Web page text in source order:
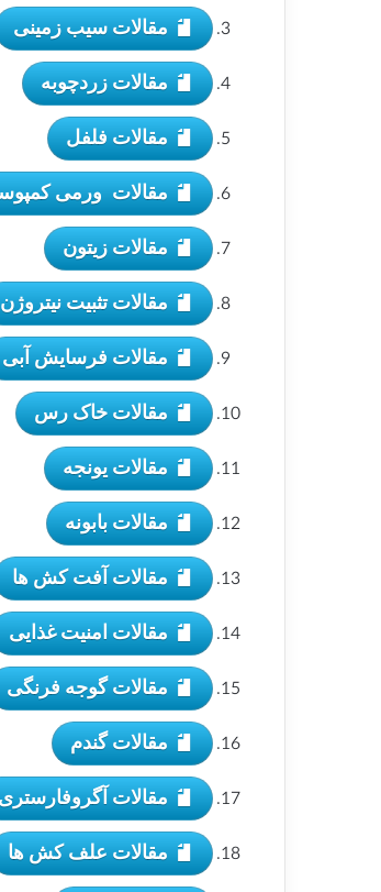
مقالات سیب زمینی
مقالات زردچوبه
مقالات فلفل
مقالات ورمی
مقالات زیتون
مقالات تثبیت نیتروژن
مقالات فرسایش آبی
مقالات خاک رس
مقالات یونجه
مقالات بابونه
مقالات آفت کش ها
مقالات امنیت غذایی
مقالات گوجه فرنگی
مقالات گندم
مقالات
مقالات علف کش ها